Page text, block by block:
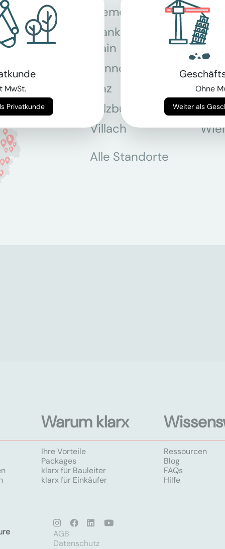
Bremen
Frankfurt am
Main
Hannover
Köln
Linz
Salzburg
Villach
Alle Standorte
Warum klarx
Ihre Vorteile
Packages
klarx für Bauleiter
klarx für Einkäufer
Ressourcen
Blog
FAQs
Hilfe
AGB
Datenschutz
MwSt.
Weiter als Privatkunde
Ohne
Weiter als